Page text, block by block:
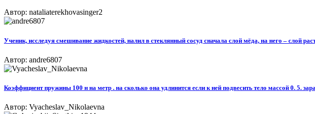
Автор: nataliaterekhovasinger2
Ученик, исследуя смешивание жидкостей, налил в стеклянный сосуд сначала слой мёда, на него – слой
Автор: andre6807
Коэффициент пружины 100 н на метр . на сколько она удлинится если к ней подвесить тело массой 0. 5.
Автор: Vyacheslav_Nikolaevna